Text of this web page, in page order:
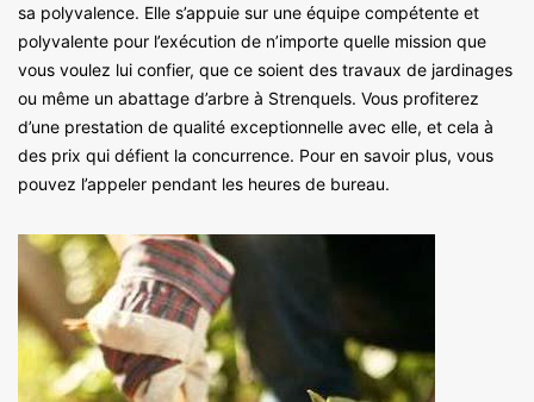
sa polyvalence. Elle s’appuie sur une équipe compétente et
polyvalente pour l’exécution de n’importe quelle mission que
vous voulez lui confier, que ce soient des travaux de jardinages
ou même un abattage d’arbre à Strenquels. Vous profiterez
d’une prestation de qualité exceptionnelle avec elle, et cela à
des prix qui défient la concurrence. Pour en savoir plus, vous
pouvez l’appeler pendant les heures de bureau.